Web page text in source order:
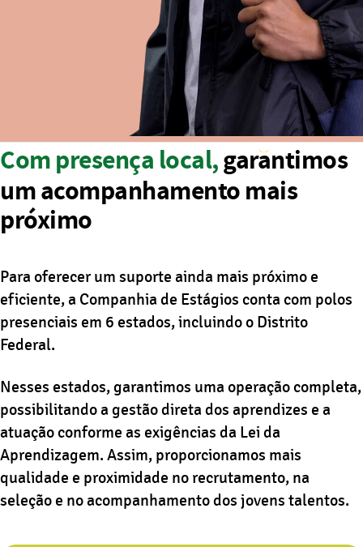
Com presença local,garantimos
um acompanhamento mais
próximo
Para oferecer um suporte ainda mais próximo e
eficiente, a Companhia de Estágios conta com polos
presenciais em 6 estados, incluindo o Distrito
Federal.
Nesses estados, garantimos uma operação completa,
possibilitando a gestão direta dos aprendizes e a
atuação conforme as exigências da Lei da
Aprendizagem. Assim, proporcionamos mais
qualidade e proximidade no recrutamento, na
seleção e no acompanhamento dos jovens talentos.